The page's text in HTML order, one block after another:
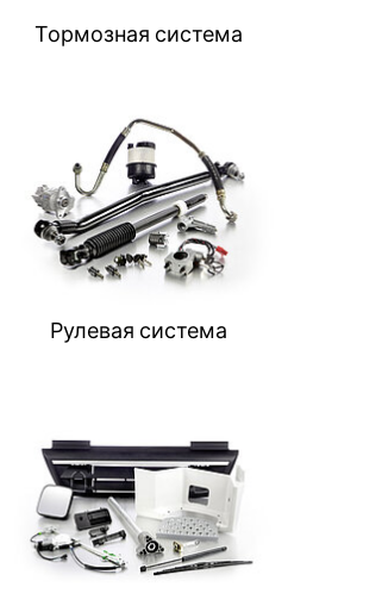
Тормозная система
Рулевая система